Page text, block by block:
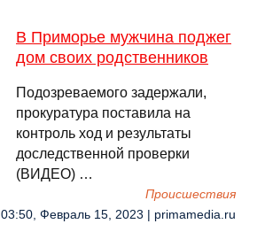
В Приморье мужчина поджег
дом своих родственников
Подозреваемого задержали,
прокуратура поставила на
контроль ход и результаты
доследственной проверки
(ВИДЕО) …
Происшествия
03:50, Февраль 15, 2023 | primamedia.ru